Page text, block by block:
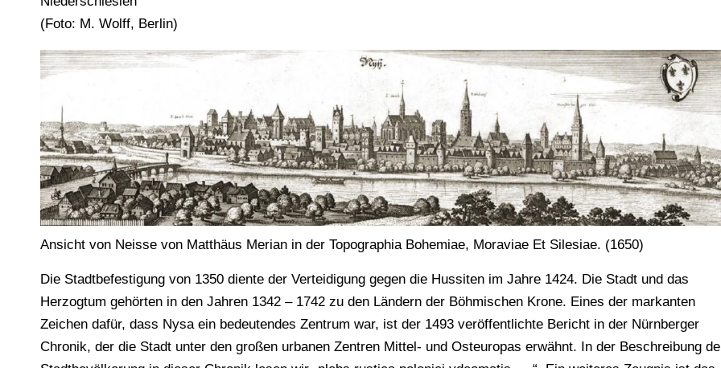
(Foto: M. Wolff, Berlin)
Ansicht von Neisse von Matthäus Merian in der Topographia Bohemiae, Moraviae Et Silesiae. (1650)
Die Stadtbefestigung von 1350 diente der Verteidigung gegen die Hussiten im Jahre 1424. Die Stadt und das
Herzogtum gehörten in den Jahren 1342 – 1742 zu den Ländern der Böhmischen Krone. Eines der markanten
Zeichen dafür, dass Nysa ein bedeutendes Zentrum war, ist der 1493 veröffentlichte Bericht in der Nürnberger
Chronik, der die Stadt unter den großen urbanen Zentren Mittel- und Osteuropas erwähnt. In der Beschreibung